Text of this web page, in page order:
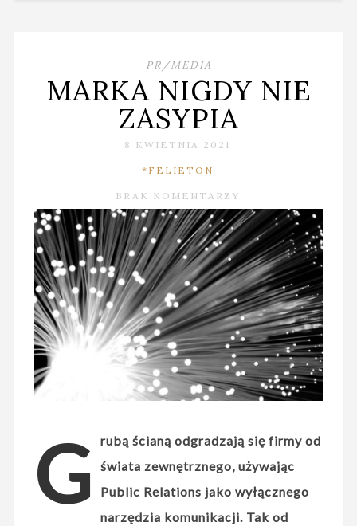
PR/MEDIA
MARKA NIGDY NIE
ZASYPIA
8 KWIETNIA 2021
*FELIETON
BRAK KOMENTARZY
G
rubą ścianą odgradzają się firmy od
świata zewnętrznego, używając
Public Relations jako wyłącznego
narzędzia komunikacji. Tak od